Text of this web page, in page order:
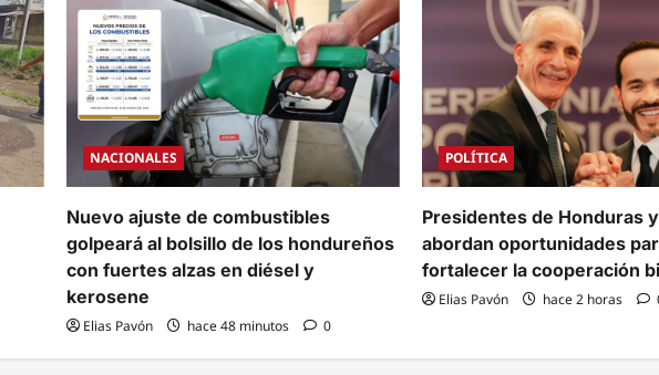
NACIONALES
Nuevo ajuste de combustibles
golpeará al bolsillo de los hondureños
con fuertes alzas en diésel y
kerosene
Elias Pavón hace 48 minutos 0
POLÍTICA
Presidentes de Honduras
abordan oportunidades
fortalecer la cooperación
Elias Pavón hace 2 horas